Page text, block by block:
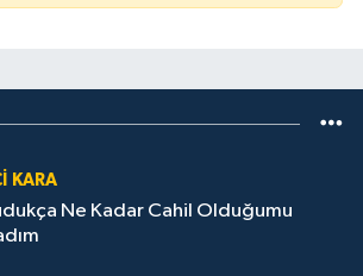
KARA
Ne Kadar Cahil Olduğumu